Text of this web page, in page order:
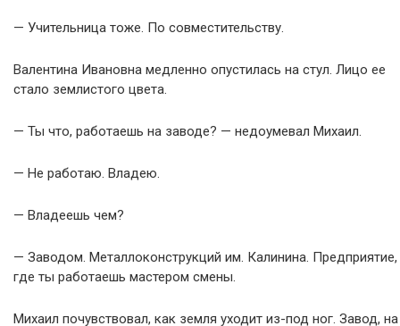
— Учительница тоже. По совместительству.
Валентина Ивановна медленно опустилась на стул. Лицо ее
стало землистого цвета.
— Ты что, работаешь на заводе? — недоумевал Михаил.
— Не работаю. Владею.
— Владеешь чем?
— Заводом. Металлоконструкций им. Калинина. Предприятие,
где ты работаешь мастером смены.
Михаил почувствовал, как земля уходит из-под ног. Завод, на